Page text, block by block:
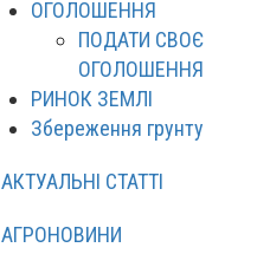
ОГОЛОШЕННЯ
ПОДАТИ СВОЄ
ОГОЛОШЕННЯ
РИНОК ЗЕМЛІ
Збереження грунту
АКТУАЛЬНІ СТАТТІ
АГРОНОВИНИ